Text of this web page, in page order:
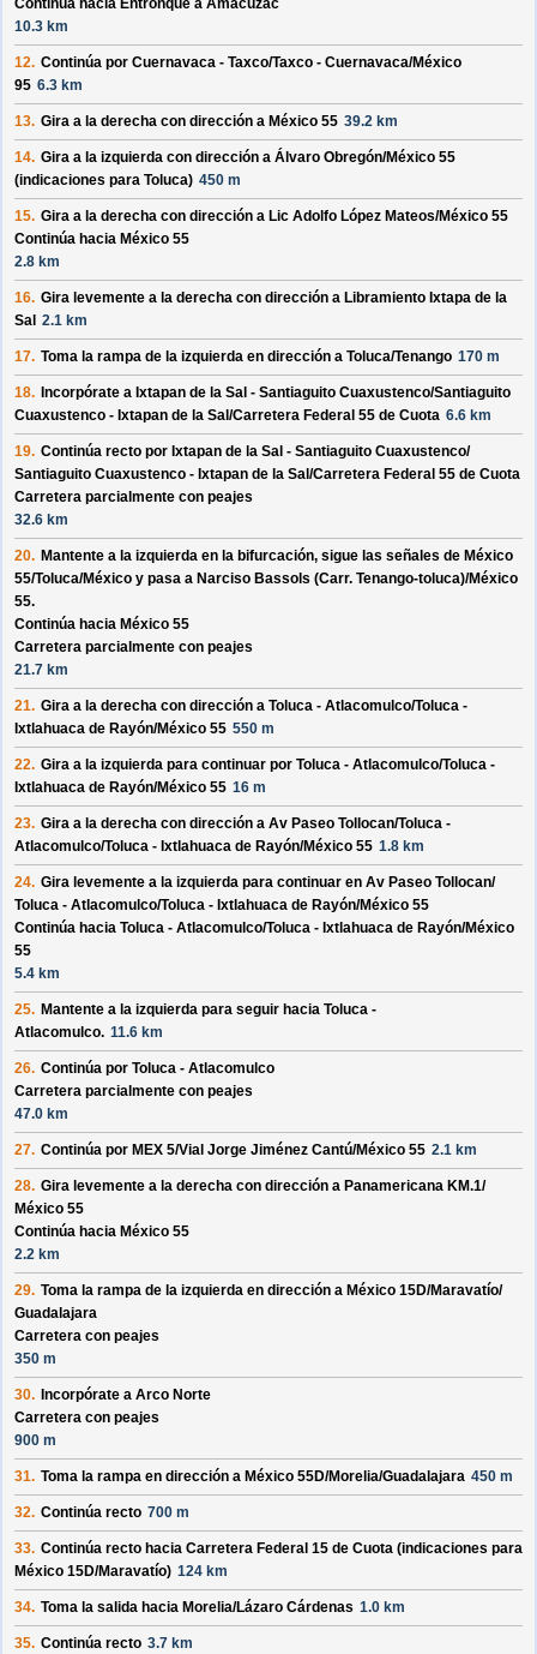
Continúa hacia Entronque a Amacuzac
10.3 km
12. Continúa por Cuernavaca - Taxco/Taxco - Cuernavaca/México
95 6.3 km
13. Gira a la derecha con dirección a México 55 39.2 km
14. Gira a la izquierda con dirección a Álvaro Obregón/México 55
(indicaciones para Toluca) 450 m
15. Gira a la derecha con dirección a Lic Adolfo López Mateos/México 55
Continúa hacia México 55
2.8 km
16. Gira levemente a la derecha con dirección a Libramiento Ixtapa de la
Sal 2.1 km
17. Toma la rampa de la izquierda en dirección a Toluca/Tenango 170 m
18. Incorpórate a Ixtapan de la Sal - Santiaguito Cuaxustenco/Santiaguito
Cuaxustenco - Ixtapan de la Sal/Carretera Federal 55 de Cuota 6.6 km
19. Continúa recto por Ixtapan de la Sal - Santiaguito Cuaxustenco/
Santiaguito Cuaxustenco - Ixtapan de la Sal/Carretera Federal 55 de Cuota
Carretera parcialmente con peajes
32.6 km
20. Mantente a la izquierda en la bifurcación, sigue las señales de México
55/Toluca/México y pasa a Narciso Bassols (Carr. Tenango-toluca)/México
55.
Continúa hacia México 55
Carretera parcialmente con peajes
21.7 km
21. Gira a la derecha con dirección a Toluca - Atlacomulco/Toluca -
Ixtlahuaca de Rayón/México 55 550 m
22. Gira a la izquierda para continuar por Toluca - Atlacomulco/Toluca -
Ixtlahuaca de Rayón/México 55 16 m
23. Gira a la derecha con dirección a Av Paseo Tollocan/Toluca -
Atlacomulco/Toluca - Ixtlahuaca de Rayón/México 55 1.8 km
24. Gira levemente a la izquierda para continuar en Av Paseo Tollocan/
Toluca - Atlacomulco/Toluca - Ixtlahuaca de Rayón/México 55
Continúa hacia Toluca - Atlacomulco/Toluca - Ixtlahuaca de Rayón/México
55
5.4 km
25. Mantente a la izquierda para seguir hacia Toluca -
Atlacomulco. 11.6 km
26. Continúa por Toluca - Atlacomulco
Carretera parcialmente con peajes
47.0 km
27. Continúa por MEX 5/Vial Jorge Jiménez Cantú/México 55 2.1 km
28. Gira levemente a la derecha con dirección a Panamericana KM.1/
México 55
Continúa hacia México 55
2.2 km
29. Toma la rampa de la izquierda en dirección a México 15D/Maravatío/
Guadalajara
Carretera con peajes
350 m
30. Incorpórate a Arco Norte
Carretera con peajes
900 m
31. Toma la rampa en dirección a México 55D/Morelia/Guadalajara 450 m
32. Continúa recto 700 m
33. Continúa recto hacia Carretera Federal 15 de Cuota (indicaciones para
México 15D/Maravatío) 124 km
34. Toma la salida hacia Morelia/Lázaro Cárdenas 1.0 km
35. Continúa recto 3.7 km